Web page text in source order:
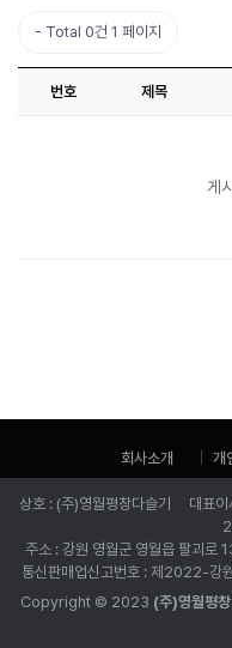
Total 0건 1 페이지
번호 제목
게
회사소개 개
상호 : (주)영월평창다슬기 대표
주소 : 강원 영월군 영월읍 팔
통신판매업신고번호 : 제2022-
Copyright © 2023 (주)영월평창